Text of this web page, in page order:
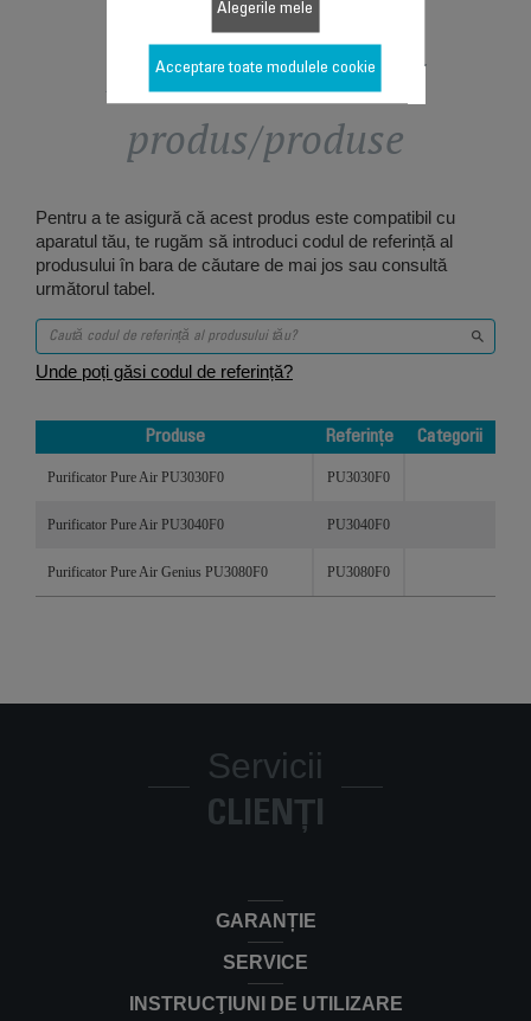
Proiectat pentru 3
produs/produse
Pentru a te asigură că acest produs este compatibil cu
aparatul tău, te rugăm să introduci codul de referință al
produsului în bara de căutare de mai jos sau consultă
următorul tabel.
Unde poți găsi codul de referință?
Produse Referințe
Categorii
Purificator Pure Air PU3030F0 PU3030F0
Purificator Pure Air PU3040F0 PU3040F0
Purificator Pure Air Genius PU3080F0 PU3080F0
Servicii
CLIENȚI
GARANȚIE
SERVICE
INSTRUCŢIUNI DE UTILIZARE
Alegerile mele
Acceptare toate modulele cookie